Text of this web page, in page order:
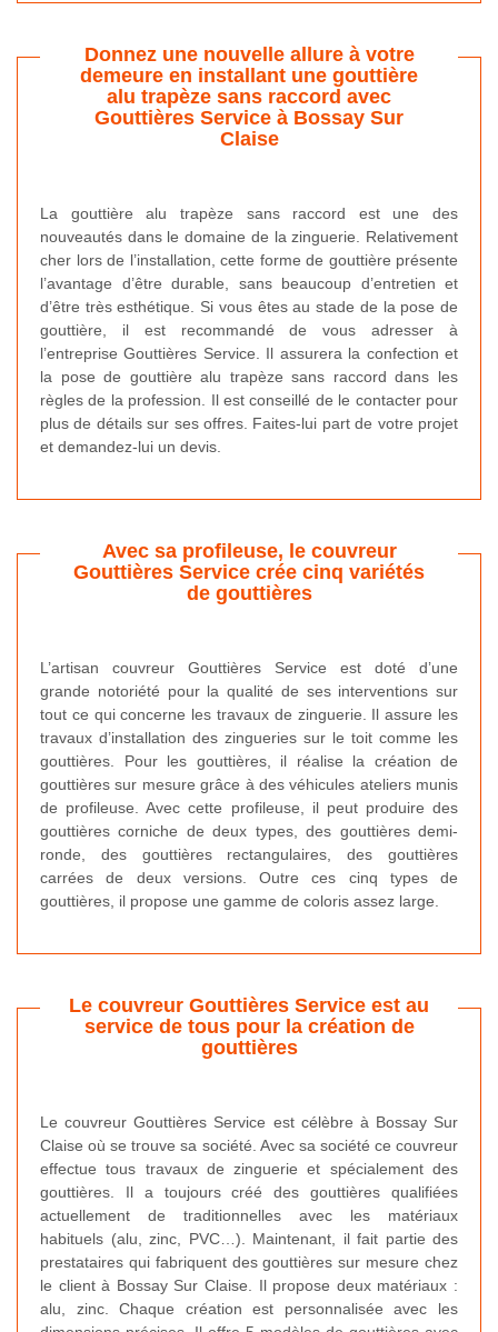
Donnez une nouvelle allure à votre
demeure en installant une gouttière
alu trapèze sans raccord avec
Gouttières Service à Bossay Sur
Claise
La gouttière alu trapèze sans raccord est une des
nouveautés dans le domaine de la zinguerie. Relativement
cher lors de l’installation, cette forme de gouttière présente
l’avantage d’être durable, sans beaucoup d’entretien et
d’être très esthétique. Si vous êtes au stade de la pose de
gouttière, il est recommandé de vous adresser à
l’entreprise Gouttières Service. Il assurera la confection et
la pose de gouttière alu trapèze sans raccord dans les
règles de la profession. Il est conseillé de le contacter pour
plus de détails sur ses offres. Faites-lui part de votre projet
et demandez-lui un devis.
Avec sa profileuse, le couvreur
Gouttières Service crée cinq variétés
de gouttières
L’artisan couvreur Gouttières Service est doté d’une
grande notoriété pour la qualité de ses interventions sur
tout ce qui concerne les travaux de zinguerie. Il assure les
travaux d’installation des zingueries sur le toit comme les
gouttières. Pour les gouttières, il réalise la création de
gouttières sur mesure grâce à des véhicules ateliers munis
de profileuse. Avec cette profileuse, il peut produire des
gouttières corniche de deux types, des gouttières demi-
ronde, des gouttières rectangulaires, des gouttières
carrées de deux versions. Outre ces cinq types de
gouttières, il propose une gamme de coloris assez large.
Le couvreur Gouttières Service est au
service de tous pour la création de
gouttières
Le couvreur Gouttières Service est célèbre à Bossay Sur
Claise où se trouve sa société. Avec sa société ce couvreur
effectue tous travaux de zinguerie et spécialement des
gouttières. Il a toujours créé des gouttières qualifiées
actuellement de traditionnelles avec les matériaux
habituels (alu, zinc, PVC…). Maintenant, il fait partie des
prestataires qui fabriquent des gouttières sur mesure chez
le client à Bossay Sur Claise. Il propose deux matériaux :
alu, zinc. Chaque création est personnalisée avec les